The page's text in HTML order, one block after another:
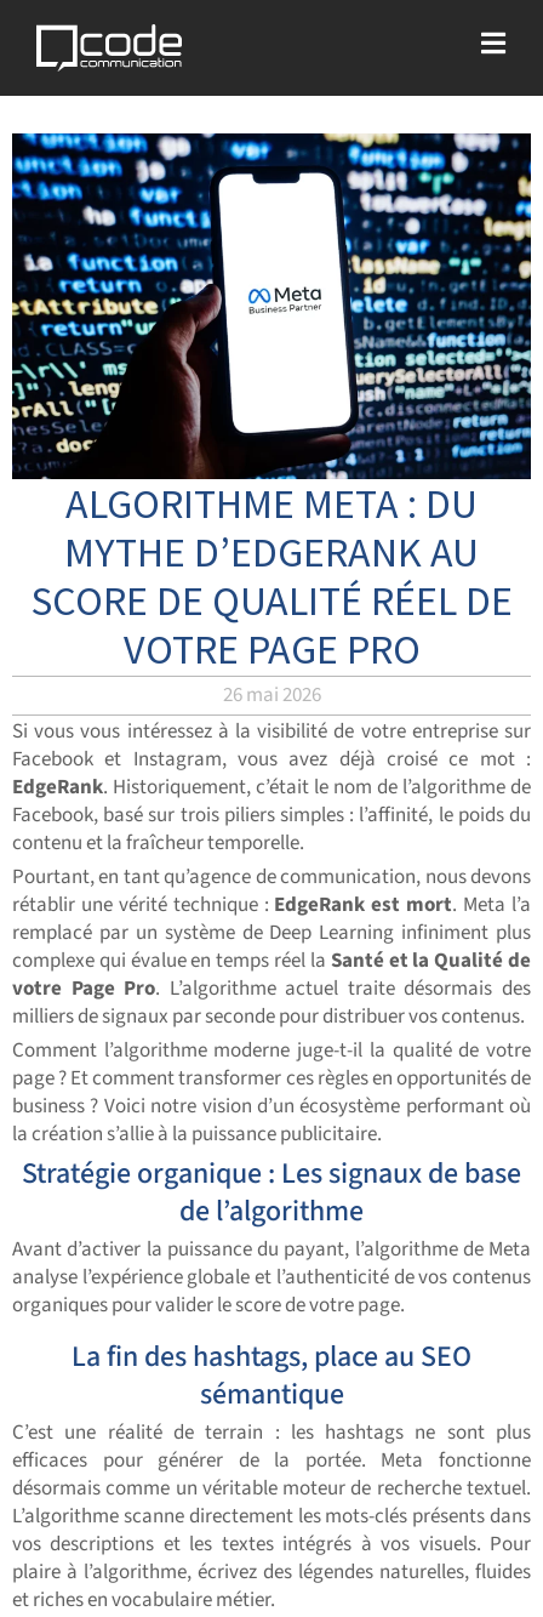
ALGORITHME META : DU
MYTHE D’EDGERANK AU
SCORE DE QUALITÉ RÉEL DE
VOTRE PAGE PRO
26 mai 2026
Si vous vous intéressez à la visibilité de votre entreprise sur
Facebook et Instagram, vous avez déjà croisé ce mot :
EdgeRank. Historiquement, c’était le nom de l’algorithme de
Facebook, basé sur trois piliers simples : l’affinité, le poids du
contenu et la fraîcheur temporelle.
Pourtant, en tant qu’agence de communication, nous devons
rétablir une vérité technique : EdgeRank est mort. Meta l’a
remplacé par un système de Deep Learning infiniment plus
complexe qui évalue en temps réel la Santé et la Qualité de
votre Page Pro. L’algorithme actuel traite désormais des
milliers de signaux par seconde pour distribuer vos contenus.
Comment l’algorithme moderne juge-t-il la qualité de votre
page ? Et comment transformer ces règles en opportunités de
business ? Voici notre vision d’un écosystème performant où
la création s’allie à la puissance publicitaire.
Stratégie organique : Les signaux de base
de l’algorithme
Avant d’activer la puissance du payant, l’algorithme de Meta
analyse l’expérience globale et l’authenticité de vos contenus
organiques pour valider le score de votre page.
La fin des hashtags, place au SEO
sémantique
C’est une réalité de terrain : les hashtags ne sont plus
efficaces pour générer de la portée. Meta fonctionne
désormais comme un véritable moteur de recherche textuel.
L’algorithme scanne directement les mots-clés présents dans
vos descriptions et les textes intégrés à vos visuels. Pour
plaire à l’algorithme, écrivez des légendes naturelles, fluides
et riches en vocabulaire métier.